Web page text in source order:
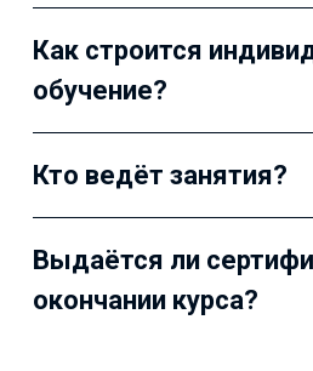
Как строится
обучение?
Кто ведёт занятия?
Выдаётся ли
окончании курса?